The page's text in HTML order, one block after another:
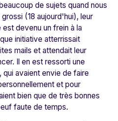
de sujets quand nous
(18 aujourd'hui), leur
devenu un frein à la
initiative atterrissait
mails et attendait leur
Il en est ressorti une
avaient envie de faire
et pour
bien que de très bonnes
faute de temps.